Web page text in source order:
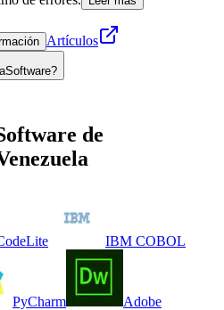
Artículos
de
IBM COBOL
PyCharm Adobe